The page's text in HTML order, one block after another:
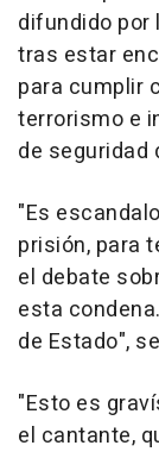
difundido por
tras estar
para cumplir
terrorismo e
de seguridad
"Es
prisión, para
el debate
esta
de Estado",
"Esto es
el cantante,